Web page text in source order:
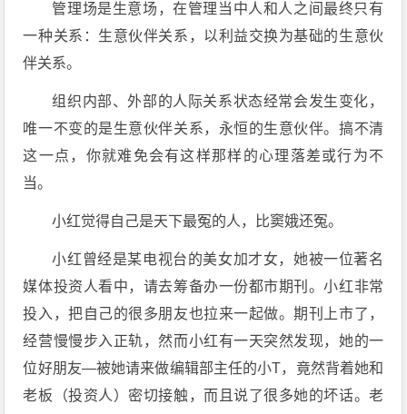
管理场是生意场，在管理当中人和人之间最终只有
一种关系：生意伙伴关系，以利益交换为基础的生意伙
伴关系。
组织内部、外部的人际关系状态经常会发生变化，
唯一不变的是生意伙伴关系，永恒的生意伙伴。搞不清
这一点，你就难免会有这样那样的心理落差或行为不
当。
小红觉得自己是天下最冤的人，比窦娥还冤。
小红曾经是某电视台的美女加才女，她被一位著名
媒体投资人看中，请去筹备办一份都市期刊。小红非常
投入，把自己的很多朋友也拉来一起做。期刊上市了，
经营慢慢步入正轨，然而小红有一天突然发现，她的一
位好朋友—被她请来做编辑部主任的小T，竟然背着她和
老板（投资人）密切接触，而且说了很多她的坏话。老